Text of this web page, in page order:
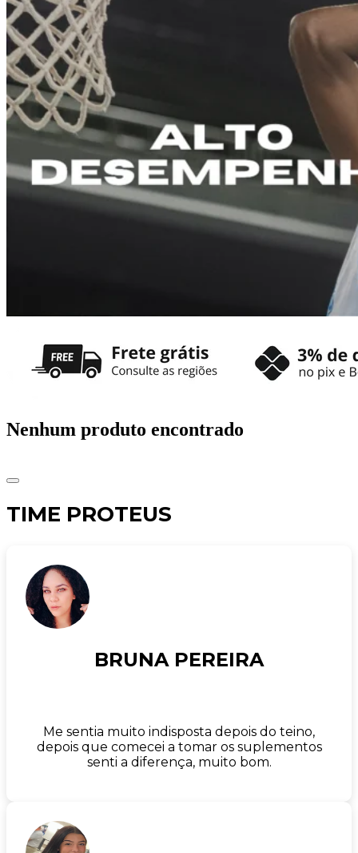
Nenhum produto encontrado
TIME PROTEUS
BRUNA PEREIRA
Me sentia muito indisposta depois do teino,
depois que comecei a tomar os suplementos
senti a diferença, muito bom.